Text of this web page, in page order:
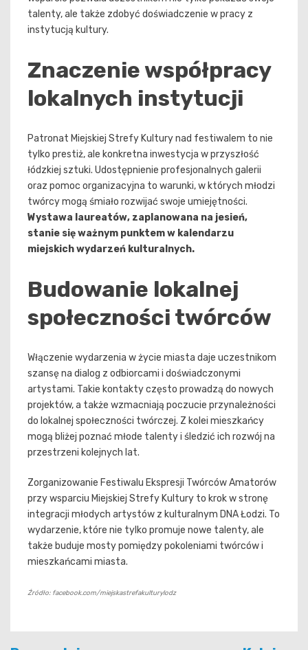
talenty, ale także zdobyć doświadczenie w pracy z
instytucją kultury.
Znaczenie współpracy
lokalnych instytucji
Patronat Miejskiej Strefy Kultury nad festiwalem to nie
tylko prestiż, ale konkretna inwestycja w przyszłość
łódzkiej sztuki. Udostępnienie profesjonalnych galerii
oraz pomoc organizacyjna to warunki, w których młodzi
twórcy mogą śmiało rozwijać swoje umiejętności.
Wystawa laureatów, zaplanowana na jesień,
stanie się ważnym punktem w kalendarzu
miejskich wydarzeń kulturalnych.
Budowanie lokalnej
społeczności twórców
Włączenie wydarzenia w życie miasta daje uczestnikom
szansę na dialog z odbiorcami i doświadczonymi
artystami. Takie kontakty często prowadzą do nowych
projektów, a także wzmacniają poczucie przynależności
do lokalnej społeczności twórczej. Z kolei mieszkańcy
mogą bliżej poznać młode talenty i śledzić ich rozwój na
przestrzeni kolejnych lat.
Zorganizowanie Festiwalu Ekspresji Twórców Amatorów
przy wsparciu Miejskiej Strefy Kultury to krok w stronę
integracji młodych artystów z kulturalnym DNA Łodzi. To
wydarzenie, które nie tylko promuje nowe talenty, ale
także buduje mosty pomiędzy pokoleniami twórców i
mieszkańcami miasta.
Źródło: facebook.com/miejskastrefakulturylodz
Nawigacja